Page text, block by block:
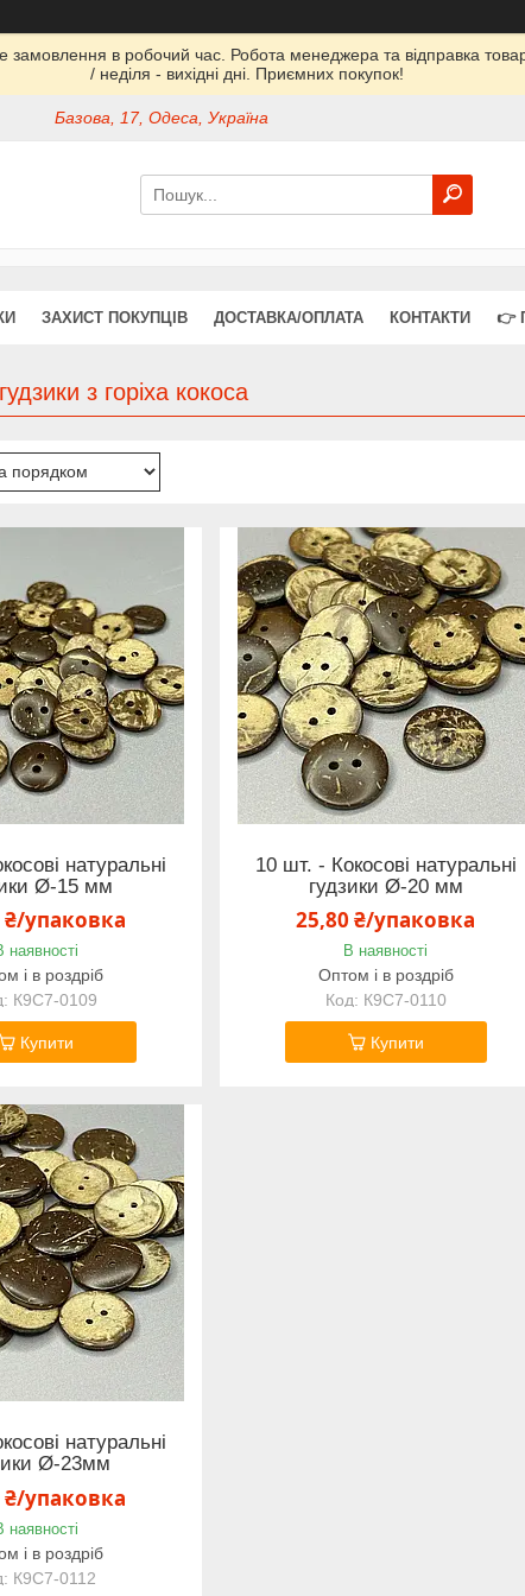
в робочий час. Робота менеджера та відправка
/ неділя - вихідні дні. Приємних покупок!
Базова, 17, Одеса, Україна
ЗАХИСТ ПОКУПЦІВ ДОСТАВКА/ОПЛАТА КОНТАКТИ 👉
з горіха кокоса
натуральні
Ø-15 мм
₴/упаковка
наявності
і в роздріб
К9С7-0109
Купити
10 шт. - Кокосові натуральні
гудзики Ø-20 мм
25,80 ₴/упаковка
В наявності
Оптом і в роздріб
К9С7-0110
Купити
натуральні
Ø-23мм
₴/упаковка
наявності
і в роздріб
К9С7-0112